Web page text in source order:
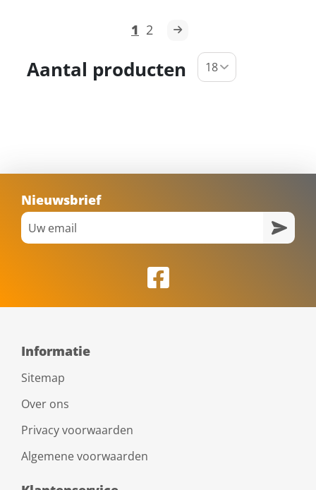
1 2
Aantal producten
Nieuwsbrief
Informatie
Sitemap
Over ons
Privacy voorwaarden
Algemene voorwaarden